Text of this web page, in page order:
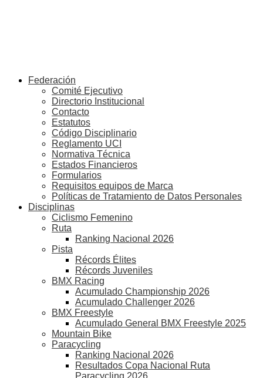
Federación
Comité Ejecutivo
Directorio Institucional
Contacto
Estatutos
Código Disciplinario
Reglamento UCI
Normativa Técnica
Estados Financieros
Formularios
Requisitos equipos de Marca
Políticas de Tratamiento de Datos Personales
Disciplinas
Ciclismo Femenino
Ruta
Ranking Nacional 2026
Pista
Récords Élites
Récords Juveniles
BMX Racing
Acumulado Championship 2026
Acumulado Challenger 2026
BMX Freestyle
Acumulado General BMX Freestyle 2025
Mountain Bike
Paracycling
Ranking Nacional 2026
Resultados Copa Nacional Ruta
Paracycling 2026